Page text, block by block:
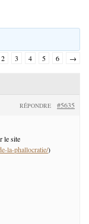
2 3 4 5 6 →
#5635
RÉPONDRE
le site
la-phallocratie/)